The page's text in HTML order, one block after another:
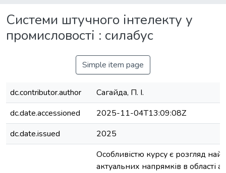
Системи штучного інтелекту у
промисловості : силабус
Simple item page
dc.contributor.author
Сагайда, П. І.
dc.date.accessioned
2025-11-04T13:09:08Z
dc.date.issued
2025
Особливістю курсу є розгляд
актуальних напрямків в області